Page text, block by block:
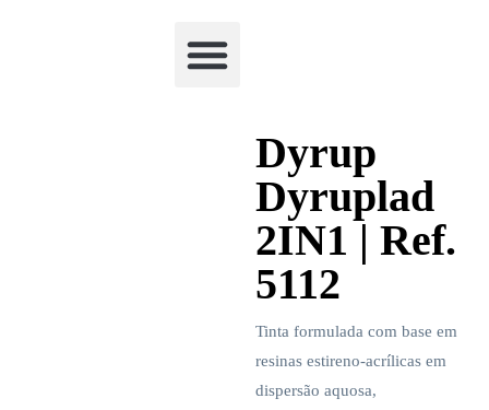
Dyrup
Dyruplad
2IN1 | Ref.
5112
Tinta formulada com base em
resinas estireno-acrílicas em
dispersão aquosa,